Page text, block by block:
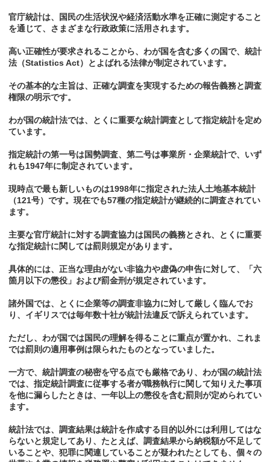
官庁統計は、国民の生活状況や経済活動水準を正確に測定すること
を通じて、さまざまな行政政策に活用されます。
高い正確性が要求されることから、わが国を含む多くの国で、統計
法（Statistics Act）とよばれる法律が制定されています。
その基本的な主旨は、正確な調査を実現するための報告義務と調査
権限の明示です。
わが国の統計法では、とくに重要な統計調査として指定統計を定め
ています。
指定統計の第一号は国勢調査、第二号は事業所・企業統計で、いず
れも1947年に制定されています。
現時点で最も新しいものは1998年に指定された法人土地基本統計
（121号）です。現在でも57種の指定統計が継続的に調査されてい
ます。
主要な官庁統計に対する調査協力は国民の義務とされ、とくに重要
な指定統計に関しては罰則規定があります。
具体的には、正当な理由がない非協力や虚偽の申告に対して、「六
箇月以下の懲役」および罰金刑が規定されています。
諸外国では、とくに企業等の調査非協力に対して厳しく臨んでお
り、イギリスでは毎年数十社が統計法違反で訴えられています。
ただし、わが国では国民の理解を得ることに重点が置かれ、これま
では罰則の適用事例は限られたものとなっていました。
一方で、統計調査の秘密を守る点でも厳格であり、わが国の統計法
では、指定統計調査に従事する者が職務執行に関して知りえた事項
を他に漏らしたときは、一年以上の懲役を含む罰則が定められてい
ます。
統計法では、調査結果は統計を作成する目的以外には利用してはな
らないと規定してあり、たとえば、調査結果から納税額が不足して
いることや、犯罪に関連していることが疑われたとしても、個々の